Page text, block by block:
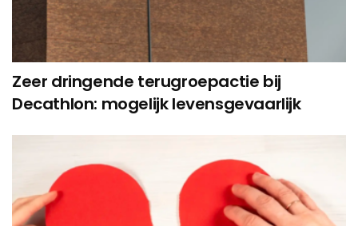
Zeer dringende terugroepactie bij
Decathlon: mogelijk levensgevaarlijk